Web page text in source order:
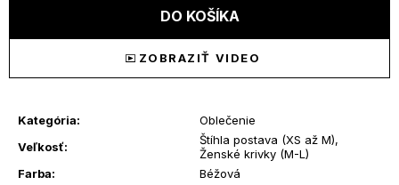
DO KOŠÍKA
ZOBRAZIŤ VIDEO
Kategória:
Oblečenie
Veľkosť: Štíhla postava (XS až M),
Ženské krivky (M-L)
Farba:
Béžová
ť